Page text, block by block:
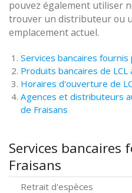
pouvez également utiliser
trouver un distributeur ou
emplacement actuel.
Services bancaires fournis
Produits bancaires de LCL
Horaires d'ouverture de
Agences et distributeurs
de Fraisans
Services bancaires
Fraisans
Retrait d'espèces